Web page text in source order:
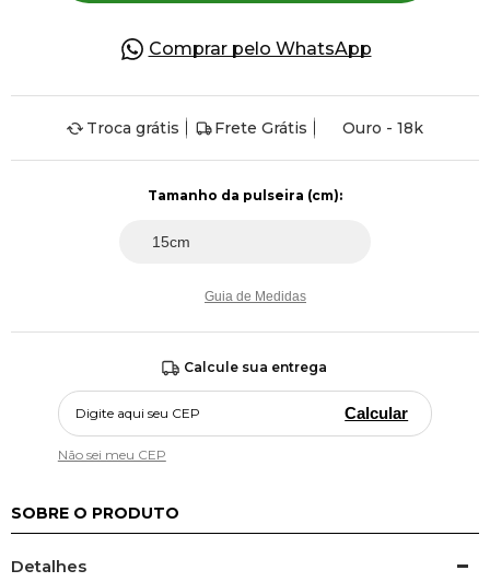
Comprar pelo WhatsApp
Troca grátis Frete Grátis Ouro - 18k
Guia de Medidas
Calcule sua entrega
Calcular
Não sei meu CEP
SOBRE O PRODUTO
Detalhes